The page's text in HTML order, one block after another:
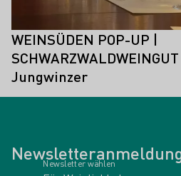
WEINSÜDEN POP-UP |
Jungwinzer
Newsletter wählen